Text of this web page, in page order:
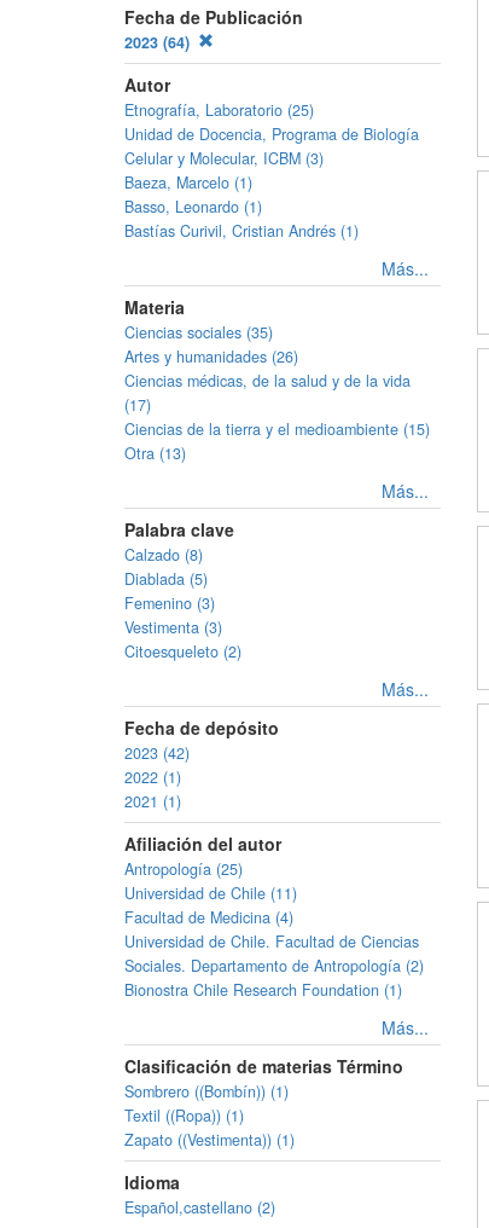
Fecha de Publicación
2023 (64)
Autor
Etnografía, Laboratorio (25)
Unidad de Docencia, Programa de Biología
Celular y Molecular, ICBM (3)
Baeza, Marcelo (1)
Basso, Leonardo (1)
Bastías Curivil, Cristian Andrés (1)
Más...
Materia
Ciencias sociales (35)
Artes y humanidades (26)
Ciencias médicas, de la salud y de la vida
(17)
Ciencias de la tierra y el medioambiente (15)
Otra (13)
Más...
Palabra clave
Calzado (8)
Diablada (5)
Femenino (3)
Vestimenta (3)
Citoesqueleto (2)
Más...
Fecha de depósito
2023 (42)
2022 (1)
2021 (1)
Afiliación del autor
Antropología (25)
Universidad de Chile (11)
Facultad de Medicina (4)
Universidad de Chile. Facultad de Ciencias
Sociales. Departamento de Antropología (2)
Bionostra Chile Research Foundation (1)
Más...
Clasificación de materias Término
Sombrero ((Bombín)) (1)
Textil ((Ropa)) (1)
Zapato ((Vestimenta)) (1)
Idioma
Español,castellano (2)